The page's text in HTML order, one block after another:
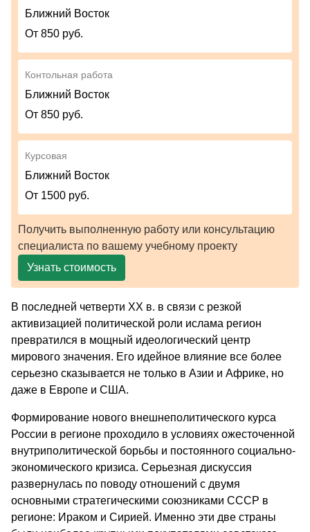
Ближний Восток
От 850 руб.
Контольная работа
Ближний Восток
От 850 руб.
Курсовая
Ближний Восток
От 1500 руб.
Получить выполненную работу или консультацию
специалиста по вашему учебному проекту
Узнать стоимость
В последней четверти XX в. в связи с резкой
активизацией политической роли ислама регион
превратился в мощный идеологический центр
мирового значения. Его идейное влияние все более
серьезно сказывается не только в Азии и Африке, но
даже в Европе и США.
Формирование нового внешнеполитического курса
России в регионе проходило в условиях ожесточенной
внутриполитической борьбы и постоянного социально-
экономического кризиса. Серьезная дискуссия
развернулась по поводу отношений с двумя
основными стратегическими союзниками СССР в
регионе: Ираком и Сирией. Именно эти две страны